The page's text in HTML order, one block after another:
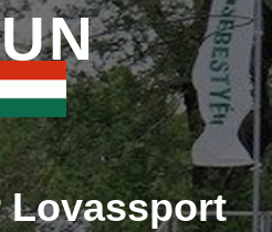
Lovassport